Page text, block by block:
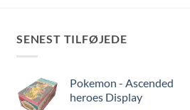
SENEST TILFØJEDE
Pokemon - Ascended
heroes Display